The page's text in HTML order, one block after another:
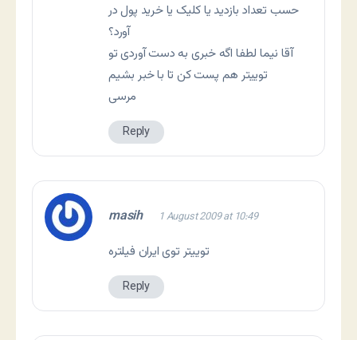
حسب تعداد بازدید یا کلیک یا خرید پول در
آورد؟
آقا نیما لطفا اگه خبری به دست آوردی تو
توییتر هم پست کن تا با خبر بشیم
مرسی
Reply
masih 1 August 2009 at 10:49
توییتر توی ایران فیلتره
Reply